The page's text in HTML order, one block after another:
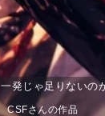
一発じゃ足りないの
CSFさんの作品